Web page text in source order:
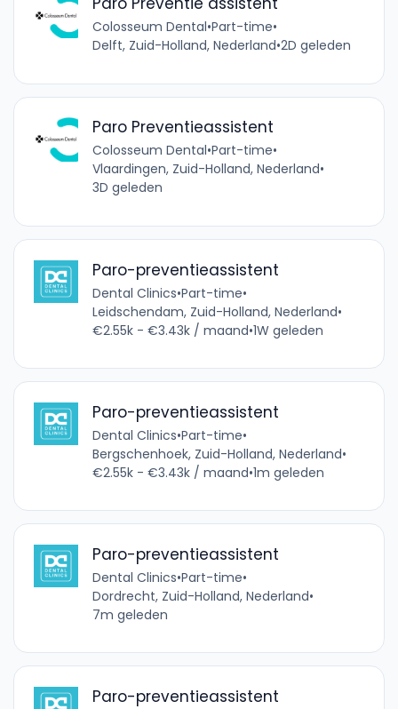
Colosseum Dental•Part-time•
Delft, Zuid-Holland, Nederland•2D geleden
Paro Preventieassistent
Colosseum Dental•Part-time•
Vlaardingen, Zuid-Holland, Nederland•
3D geleden
Paro-preventieassistent
Dental Clinics•Part-time•
Leidschendam, Zuid-Holland, Nederland•
€2.55k - €3.43k / maand•1W geleden
Paro-preventieassistent
Dental Clinics•Part-time•
Bergschenhoek, Zuid-Holland, Nederland•
€2.55k - €3.43k / maand•1m geleden
Paro-preventieassistent
Dental Clinics•Part-time•
Dordrecht, Zuid-Holland, Nederland•
7m geleden
Paro-preventieassistent